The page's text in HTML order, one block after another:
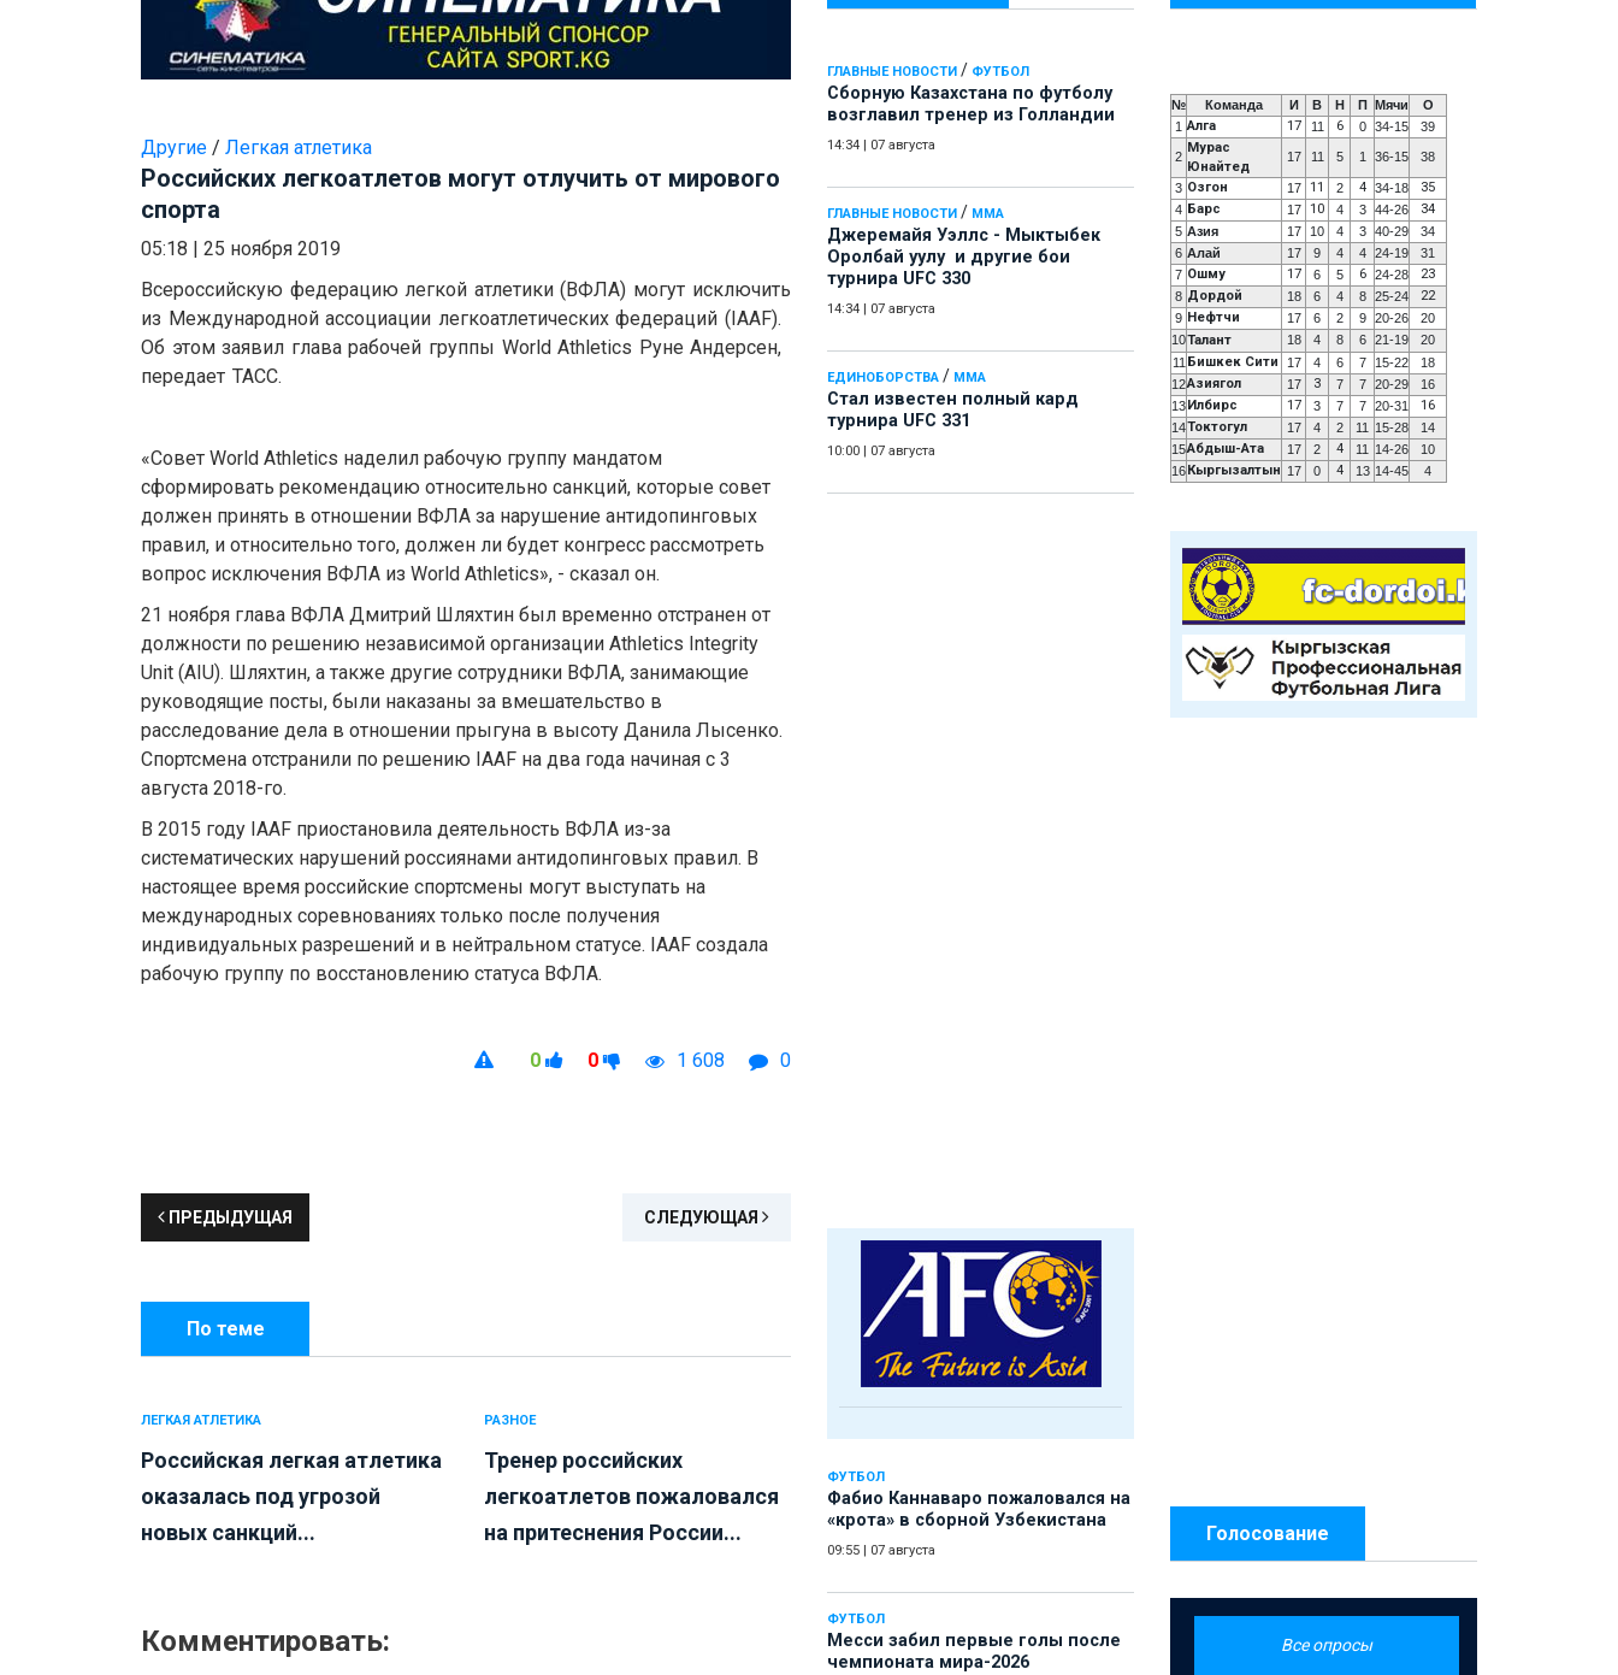
ГЛАВНЫЕ НОВОСТИ / ФУТБОЛ
Сборную Казахстана по футболу
возглавил тренер из Голландии
14:34 07 августа
ГЛАВНЫЕ НОВОСТИ / ММА
Джеремайя Уэллс - Мыктыбек
Оролбай уулу и другие бои
турнира UFC 330
14:34 07 августа
ЕДИНОБОРСТВА / ММА
Стал известен полный кард
турнира UFC 331
10:00 07 августа
ФУТБОЛ
Фабио Каннаваро пожаловался на
«крота» в сборной Узбекистана
09:55 07 августа
ФУТБОЛ
Месси забил первые голы после
чемпионата мира-2026
Другие / Легкая атлетика
Российских легкоатлетов могут отлучить от мирового
спорта
05:18
25 ноября 2019
Всероссийскую федерацию легкой атлетики (ВФЛА) могут исключить
из Международной ассоциации легкоатлетических федераций (IAAF).
Об этом заявил глава рабочей группы World Athletics Руне Андерсен,
передает ТАСС.
«Совет World Athletics наделил рабочую группу мандатом
сформировать рекомендацию относительно санкций, которые совет
должен принять в отношении ВФЛА за нарушение антидопинговых
правил, и относительно того, должен ли будет конгресс рассмотреть
вопрос исключения ВФЛА из World Athletics», - сказал он.
21 ноября глава ВФЛА Дмитрий Шляхтин был временно отстранен от
должности по решению независимой организации Athletics Integrity
Unit (AIU). Шляхтин, а также другие сотрудники ВФЛА, занимающие
руководящие посты, были наказаны за вмешательство в
расследование дела в отношении прыгуна в высоту Данила Лысенко.
Спортсмена отстранили по решению IAAF на два года начиная с 3
августа 2018-го.
В 2015 году IAAF приостановила деятельность ВФЛА из-за
систематических нарушений россиянами антидопинговых правил. В
настоящее время российские спортсмены могут выступать на
международных соревнованиях только после получения
индивидуальных разрешений и в нейтральном статусе. IAAF создала
рабочую группу по восстановлению статуса ВФЛА.
0 0 1 608 0
ПРЕДЫДУЩАЯ СЛЕДУЮЩАЯ
По теме
ЛЕГКАЯ АТЛЕТИКА
Российская легкая атлетика
оказалась под угрозой
новых санкций...
РАЗНОЕ
Тренер российских
легкоатлетов пожаловался
на притеснения России...
Комментировать:
№ Команда И В Н П Мячи
О
1 Алга 17 11 6 0 34-15 39
2
Мурас
Юнайтед
17 11 5 1 36-15 38
3 Озгон 17 11 2 4 34-18 35
4 Барс 17 10 4 3 44-26 34
5 Азия 17 10 4 3 40-29
34
6 Алай 17 9 4 4 24-19
31
7 Ошму 17 6 5 6 24-28 23
8 Дордой 18 6 4 8 25-24 22
9 Нефтчи 17 6 2 9 20-26
20
10Талант 18 4 8 6 21-19
20
11 Бишкек Сити 17 4 6 7 15-22
18
12Азиягол 17 3 7 7 20-29
16
13 Илбирс 17 3 7 7 20-31 16
14Токтогул 17 4 2 11 15-28
14
15Абдыш-Ата 17 2 4 11 14-26
10
16 Кыргызалтын 17 0 4 13 14-45 4
Голосование
Все опросы